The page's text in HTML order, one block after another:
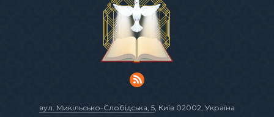
вул. Микільсько-Слобідська, 5, Київ 02002, Україна